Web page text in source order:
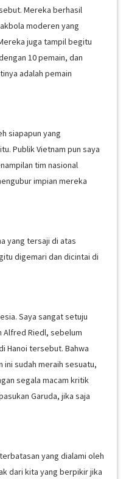
Mereka berhasil
moderen yang
juga tampil begitu
10 pemain, dan
adalah pemain
siapapun yang
Publik Vietnam pun saya
tim nasional
impian mereka
yang tersaji di atas
digemari dan dicintai di
Saya sangat setuju
Alfred Riedl, sebelum
Hanoi tersebut. Bahwa
ini sudah meraih sesuatu,
segala macam kritik
Garuda, jika saja
yang dialami oleh
dari kita yang berpikir jika